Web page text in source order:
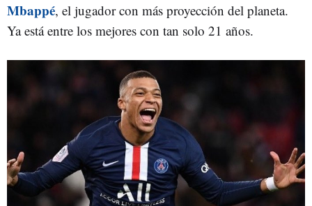
Mbappé, el jugador con más proyección del planeta.
Ya está entre los mejores con tan solo 21 años.